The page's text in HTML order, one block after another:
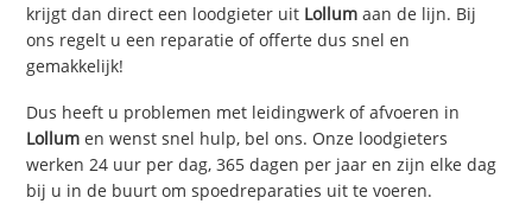
krijgt dan direct een loodgieter uit Lollum aan de lijn. Bij
ons regelt u een reparatie of offerte dus snel en
gemakkelijk!
Dus heeft u problemen met leidingwerk of afvoeren in
Lollum en wenst snel hulp, bel ons. Onze loodgieters
werken 24 uur per dag, 365 dagen per jaar en zijn elke dag
bij u in de buurt om spoedreparaties uit te voeren.